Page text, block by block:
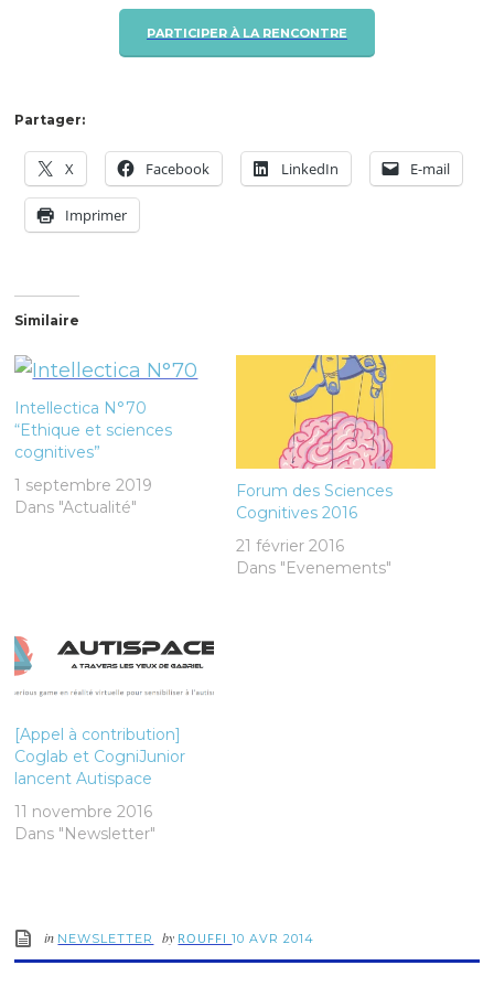
PARTICIPER À LA RENCONTRE
Partager:
X Facebook LinkedIn E-mail
Imprimer
Similaire
Intellectica N°70
“Ethique et sciences
cognitives”
1 septembre 2019
Dans "Actualité"
Forum des Sciences
Cognitives 2016
21 février 2016
Dans "Evenements"
[Appel à contribution]
Coglab et CogniJunior
lancent Autispace
11 novembre 2016
Dans "Newsletter"
in NEWSLETTER by ROUFFI10 AVR 2014